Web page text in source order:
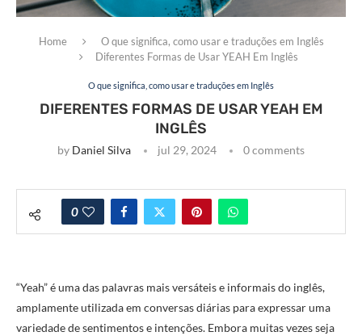
Home
O que significa, como usar e traduções em Inglês
Diferentes Formas de Usar YEAH Em Inglês
O que significa, como usar e traduções em Inglês
DIFERENTES FORMAS DE USAR YEAH EM
INGLÊS
by Daniel Silva jul 29, 2024 0 comments
0
“Yeah” é uma das palavras mais versáteis e informais do inglês,
amplamente utilizada em conversas diárias para expressar uma
variedade de sentimentos e intenções. Embora muitas vezes seja